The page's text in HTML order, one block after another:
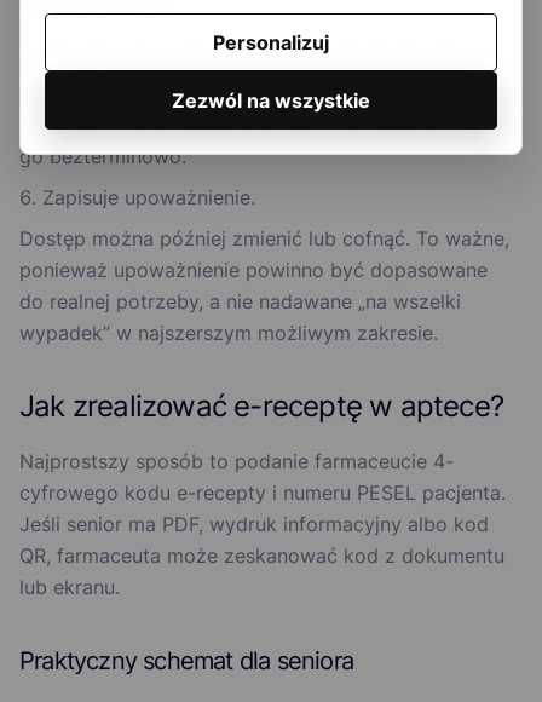
nazwisko i PESEL.
Określa zakres dostępu, na przykład tylko do e-
Ustala czas dostępu, jeśli nie chce nadawać
go bezterminowo.
Zapisuje upoważnienie.
Dostęp można później zmienić lub cofnąć. To ważne,
ponieważ upoważnienie powinno być dopasowane
do realnej potrzeby, a nie nadawane „na wszelki
wypadek” w najszerszym możliwym zakresie.
Jak zrealizować e-receptę w aptece?
Najprostszy sposób to podanie farmaceucie 4-
cyfrowego kodu e-recepty i numeru PESEL pacjenta.
Jeśli senior ma PDF, wydruk informacyjny albo kod
QR, farmaceuta może zeskanować kod z dokumentu
lub ekranu.
Praktyczny schemat dla seniora
Personalizuj
Zezwól na wszystkie